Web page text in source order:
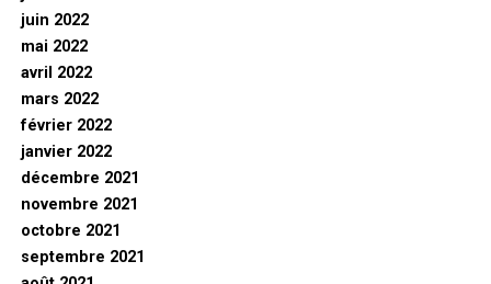
juin 2022
mai 2022
avril 2022
mars 2022
février 2022
janvier 2022
décembre 2021
novembre 2021
octobre 2021
septembre 2021